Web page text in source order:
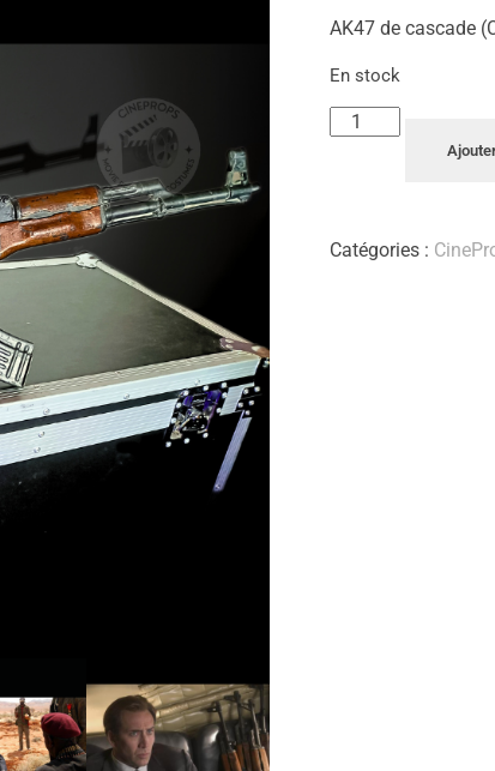
AK47 de cascade
En stock
Catégories :